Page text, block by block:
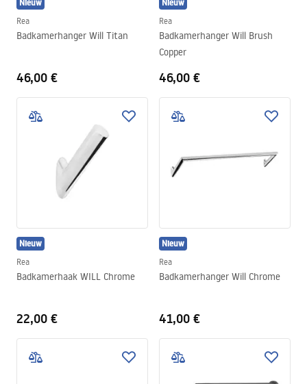
Nieuw
Rea
Badkamerhanger Will Titan
46,00 €
Nieuw
Rea
Badkamerhanger Will Brush
Copper
46,00 €
Nieuw
Rea
Badkamerhaak WILL Chrome
22,00 €
Nieuw
Rea
Badkamerhanger Will Chrome
41,00 €